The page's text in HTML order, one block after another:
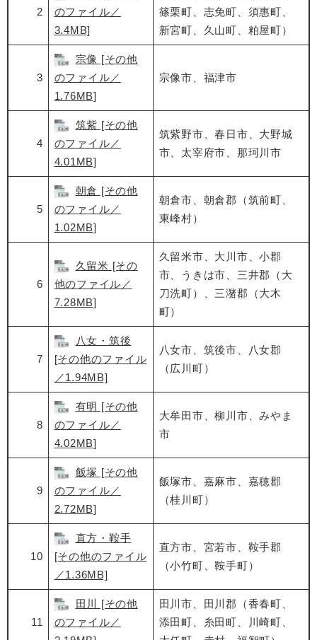
2
のファイル／
3.4MB]
篠栗町、志免町、須惠町、
新宮町、久山町、粕屋町）
3
宗像 [その他
のファイル／
1.76MB]
宗像市、福津市
4
筑紫 [その他
のファイル／
4.01MB]
筑紫野市、春日市、大野城
市、太宰府市、那珂川市
5
朝倉 [その他
のファイル／
1.02MB]
朝倉市、朝倉郡（筑前町、
東峰村）
6
久留米 [その
他のファイル／
7.28MB]
久留米市、大川市、小郡
市、うきは市、三井郡（大
刀洗町）、三潴郡（大木
町）
7
八女・筑後
[その他のファイル
／1.94MB]
八女市、筑後市、八女郡
（広川町）
8
有明 [その他
のファイル／
4.02MB]
大牟田市、柳川市、みやま
市
9
飯塚 [その他
のファイル／
2.72MB]
飯塚市、嘉麻市、嘉穂郡
（桂川町）
10
直方・鞍手
[その他のファイル
／1.36MB]
直方市、宮若市、鞍手郡
（小竹町、鞍手町）
11
田川 [その他
のファイル／
田川市、田川郡（香春町、
添田町、糸田町、川崎町、